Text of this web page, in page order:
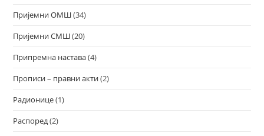
Пријемни ОМШ(34)
Пријемни СМШ(20)
Припремна настава(4)
Прописи – правни акти(2)
Радионице(1)
Распоред(2)